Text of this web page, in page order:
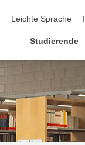
Leichte Sprache
Studierende